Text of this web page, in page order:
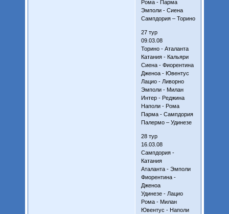
Рома - Парма
Эмполи - Сиена
Сампдория – Торино
27 тур
09.03.08
Торино - Аталанта
Катания - Кальяри
Сиена - Фиорентина
Дженоа - Ювентус
Лацио - Ливорно
Эмполи - Милан
Интер - Реджина
Наполи - Рома
Парма - Сампдория
Палермо – Удинезе
28 тур
16.03.08
Сампдория -
Катания
Аталанта - Эмполи
Фиорентина -
Дженоа
Удинезе - Лацио
Рома - Милан
Ювентус - Наполи